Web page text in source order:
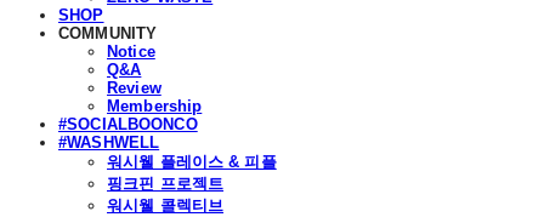
SHOP
COMMUNITY
Notice
Q&A
Review
Membership
#SOCIALBOONCO
#WASHWELL
워시웰 플레이스 & 피플
핑크핀 프로젝트
워시웰 콜렉티브